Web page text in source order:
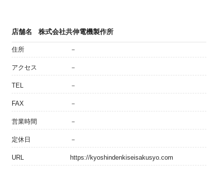
店舗名 株式会社共伸電機製作所
住所 －
アクセス －
TEL －
FAX －
営業時間 －
定休日 －
URL https://kyoshindenkiseisakusyo.com